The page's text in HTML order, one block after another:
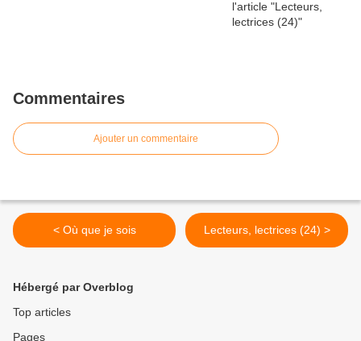
Commentaires
Ajouter un commentaire
< Où que je sois Lecteurs, lectrices (24) >
Hébergé par Overblog
Top articles
Pages